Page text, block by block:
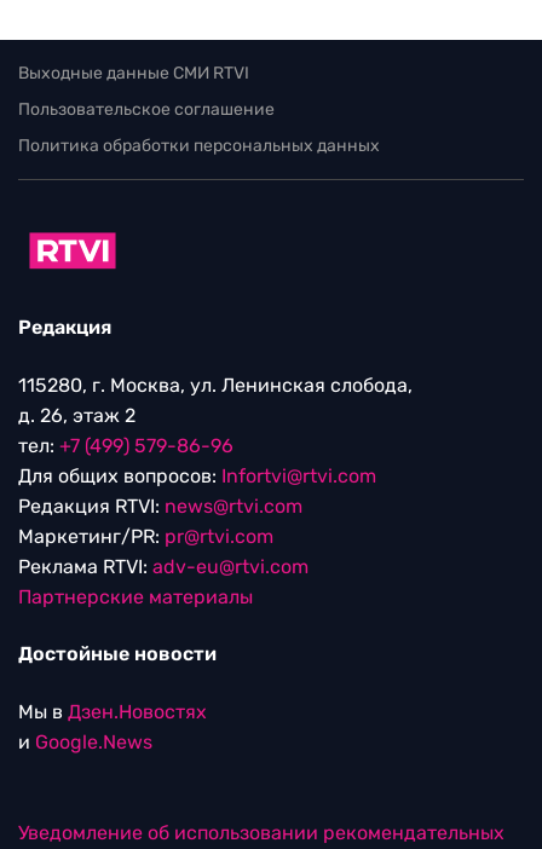
Выходные данные СМИ RTVI
Пользовательское соглашение
Политика обработки персональных данных
Редакция
115280, г. Москва, ул. Ленинская слобода,
д. 26, этаж 2
тел: +7 (499) 579-86-96
Для общих вопросов: Infortvi@rtvi.com
Редакция RTVI: news@rtvi.com
Маркетинг/PR: pr@rtvi.com
Реклама RTVI: adv-eu@rtvi.com
Партнерские материалы
Достойные новости
Мы в Дзен.Новостях
и Google.News
Уведомление об использовании рекомендательных